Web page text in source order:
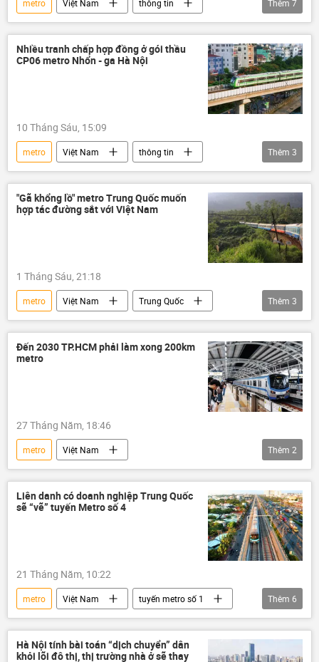
metro Việt Nam
thông tin
Trung Quốc
xây dựng
Bộ Xây dựng
Thành phố Hồ Chí Minh
Pháp luật
tuyến metro số 1
Thêm 7
Nhiều tranh chấp hợp đồng ở gói thầu
CP06 metro Nhổn - ga Hà Nội
10 Tháng Sáu, 15:09
metro Việt Nam
thông tin
Hà Nội
Bộ Tài Chính VN
đường sắt
Thêm 3
"Gã khổng lồ" metro Trung Quốc muốn
hợp tác đường sắt với Việt Nam
1 Tháng Sáu, 21:18
metro Việt Nam
Trung Quốc
thông tin
đường sắt
Thành phố Hồ Chí Minh
Thêm 3
Đến 2030 TP.HCM phải làm xong 200km
metro
27 Tháng Năm, 18:46
metro
Việt Nam
Thành phố Hồ Chí Minh
thông tin
Bộ Chính Trị VN
Thêm 2
Liên danh có doanh nghiệp Trung Quốc
sẽ “vẽ” tuyến Metro số 4
21 Tháng Năm, 10:22
metro Việt Nam
tuyến metro số 1
tuyến metro số 2
giao thông
dự án
xây dựng
Trung Quốc
Thêm 6
Hà Nội tính bài toán “dịch chuyển” dân
khỏi lõi đô thị, thị trường nhà ở sẽ thay